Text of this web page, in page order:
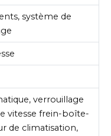
système de
verrouillage
vitesse frein-boîte-
de climatisation,